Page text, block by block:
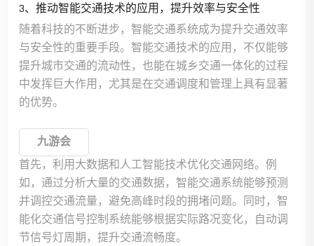
3、推动智能交通技术的应用，提升效率与安全性
随着科技的不断进步，智能交通系统成为提升交通效率
与安全性的重要手段。智能交通技术的应用，不仅能够
提升城市交通的流动性，也能在城乡交通一体化的过程
中发挥巨大作用，尤其是在交通调度和管理上具有显著
的优势。
九游会
首先，利用大数据和人工智能技术优化交通网络。例
如，通过分析大量的交通数据，智能交通系统能够预测
并调控交通流量，避免高峰时段的拥堵问题。同时，智
能化交通信号控制系统能够根据实际路况变化，自动调
节信号灯周期，提升交通流畅度。